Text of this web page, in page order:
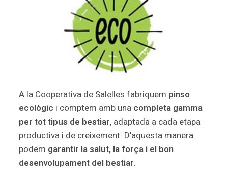
A la Cooperativa de Salelles fabriquem pinso
ecològic i comptem amb una completa gamma
per tot tipus de bestiar, adaptada a cada etapa
productiva i de creixement. D’aquesta manera
podem garantir la salut, la força i el bon
desenvolupament del bestiar.